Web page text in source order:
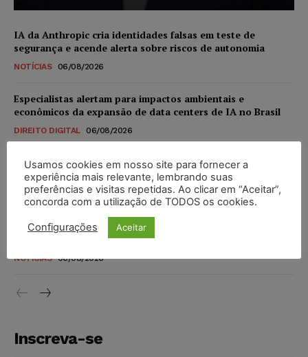
IA da Anthropic cria identidades falsas em teste de
segurança e acende alerta sobre riscos de autonomia
NOTÍCIAS 06/08/2026
Especialistas alertam para impactos ambientais e
econômicos da expansão de data centers de IA no Brasil
DIREITO DIGITAL 06/08/2026
TSE reforça que sistemas das urnas eletrônicas tornam-se
invioláveis após assinatura digital e lacração
NOTÍCIAS 06/08/2026
STF inicia julgamento sobre constitucionalidade da
proibição dos jogos de azar no Brasil
NOTÍCIAS 06/08/2026
Inscreva-se
Usamos cookies em nosso site para fornecer a
experiência mais relevante, lembrando suas
preferências e visitas repetidas. Ao clicar em “Aceitar”,
concorda com a utilização de TODOS os cookies.
Configurações Aceitar